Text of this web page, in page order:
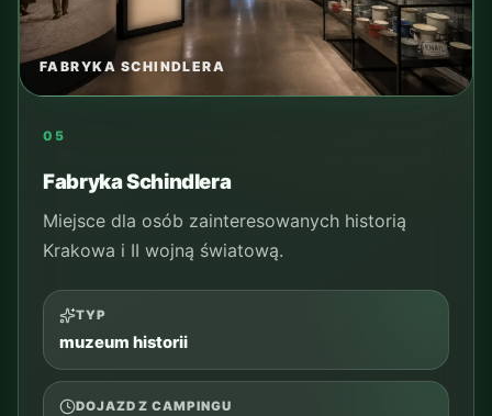
PARK WODNY
Park Wodny Kraków
Rodzinny i całoroczny plan na wodę, aktywność
albo deszczowy dzień.
rodzina, woda, plan na deszcz
ok. 5 km; orientacyjnie 10-20 min autem lub
25-40 min komunikacją